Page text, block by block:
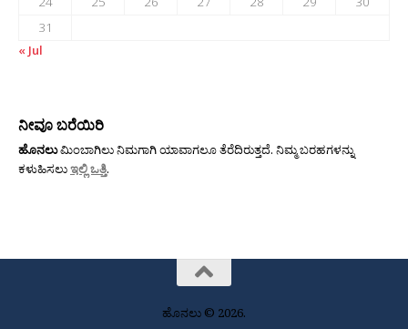
31
« Jul
ನೀವೂ ಬರೆಯಿರಿ
ಹೊನಲುಮಿಂಬಾಗಿಲು ನಿಮಗಾಗಿ ಯಾವಾಗಲೂ ತೆರೆದಿರುತ್ತದೆ. ನಿಮ್ಮ ಬರಹಗಳನ್ನು
ಕಳುಹಿಸಲುಇಲ್ಲಿ ಒತ್ತಿ.
ಹೊನಲು © 2026.